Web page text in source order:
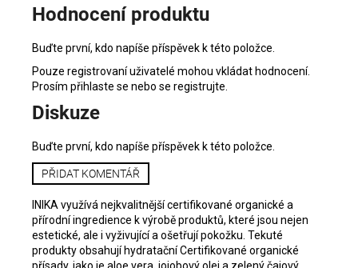
Hodnocení produktu
Buďte první, kdo napíše příspěvek k této položce.
Pouze registrovaní uživatelé mohou vkládat hodnocení.
Prosím přihlaste se nebo se registrujte.
Diskuze
Buďte první, kdo napíše příspěvek k této položce.
PŘIDAT KOMENTÁŘ
INIKA využívá nejkvalitnější certifikované organické a
přírodní ingredience k výrobě produktů, které jsou nejen
estetické, ale i vyživující a ošetřují pokožku. Tekuté
produkty obsahují hydratační Certifikované organické